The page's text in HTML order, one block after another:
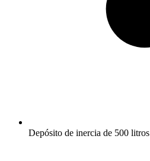
Depósito de inercia de 500 litros